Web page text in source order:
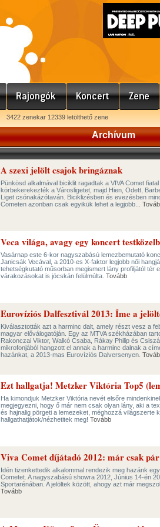
3422 zenekar 12339 letölthető zene
Archívum
A szexi jelölt csajok bringáznak
Pünkösd alkalmával biciklit ragadtak a VIVA Comet
körbekerekezték a Városligetet, majd Hien, Odett,
Liget csónakázótaván. Biciklizésben és evezésben
Cometen azonban csak egyikük lehet a legjobb...
Veca világa, avagy egy koncert
Vasárnap este 6-kor nagyszabású lemezbemutató
Janicsák Vecával, a 2010-es X-faktor legjobb női
tehetségkutató műsorban megismert lány profiljától tér
várakozásokat is jócskán felülmúlta. Tovább
Eurovíziós Dalfesztivál 2013: Íme a
Kiválasztották azt a harminc dalt, amely részt vesz a
magyar előválogatóján. Egy az MTVA székházában
Rakonczai Viktor, Walkó Csaba, Rákay Philip és
mikrofonjából hangzott el annak a harminc dalnak a
hazánkat, a 2013-mas Eurovíziós Dalversenyen.
Ezt hallgatja! Metzker Viktória Top5
Ha kimondjuk Metzker Viktória nevét elsőre
megjegyezni, hogy ő már nem csak olyan lány, aki a
és hajnalig pörgeti a lemezeket, méghozzá világszerte
hallgathatjátok/nézhetitek meg! Tovább
Viva Comet díjátadó 2012: már csak
Idén tizenkettedik alkalommal rendezik meg hazánk
Cometet. A nagyszabású showra 2012, Június 14-én
Sportarénában. A jelöltek között, ahogy azt már
Tovább